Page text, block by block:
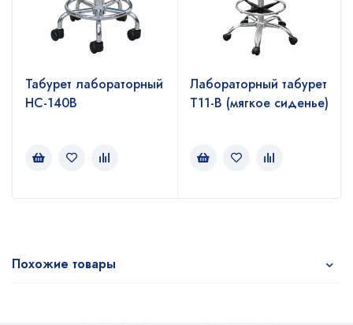
Табурет лабораторный
НС-140В
Лабораторный табурет
Т11-В (мягкое сиденье)
Похожие товары